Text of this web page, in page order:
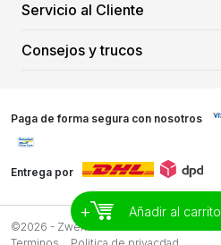
+ Añadir al carrito
Servicio al Cliente
Consejos y trucos
Paga de forma segura con nosotros
Entrega por
©2026 - Zwemreus